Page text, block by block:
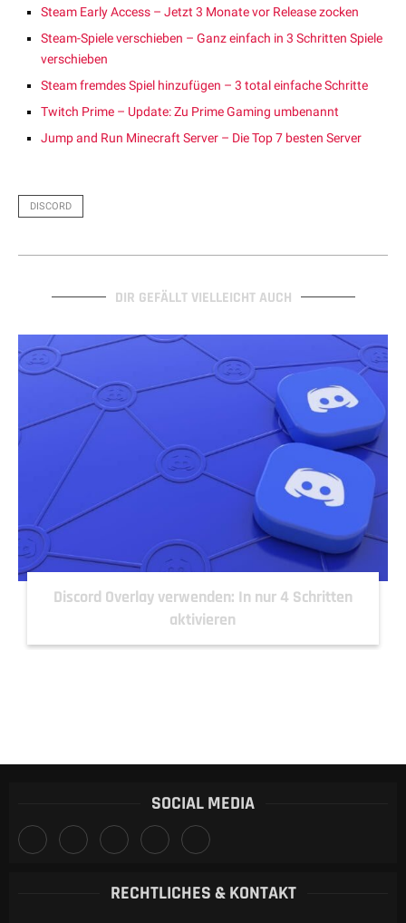
Steam Early Access – Jetzt 3 Monate vor Release zocken
Steam-Spiele verschieben – Ganz einfach in 3 Schritten Spiele
verschieben
Steam fremdes Spiel hinzufügen – 3 total einfache Schritte
Twitch Prime – Update: Zu Prime Gaming umbenannt
Jump and Run Minecraft Server – Die Top 7 besten Server
DISCORD
DIR GEFÄLLT VIELLEICHT AUCH
Discord Overlay verwenden: In nur 4 Schritten
aktivieren
SOCIAL MEDIA
RECHTLICHES & KONTAKT